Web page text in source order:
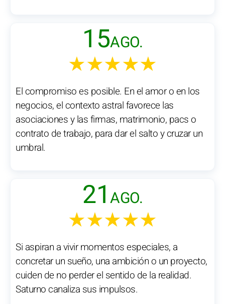
15AGO.
★★★★★
El compromiso es posible. En el amor o en los
negocios, el contexto astral favorece las
asociaciones y las firmas, matrimonio, pacs o
contrato de trabajo, para dar el salto y cruzar un
umbral.
21 AGO.
★★★★★
Si aspiran a vivir momentos especiales, a
concretar un sueño, una ambición o un proyecto,
cuiden de no perder el sentido de la realidad.
Saturno canaliza sus impulsos.